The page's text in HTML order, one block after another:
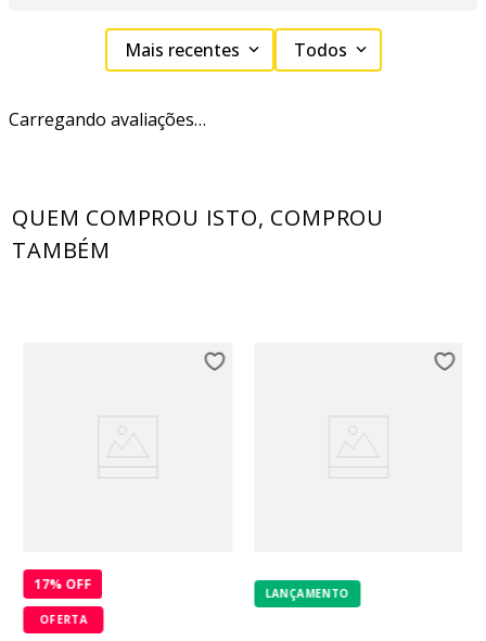
Mais recentes Todos
Carregando avaliações…
QUEM COMPROU ISTO, COMPROU
TAMBÉM
17% OFF
OFERTA
LANÇAMENTO